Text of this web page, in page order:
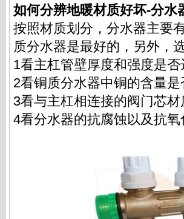
如何分辨地暖材质好坏-分水
按照材质划分，分水器主要
质分水器是最好的，另外，
1看主杠管壁厚度和强度是否
2看铜质分水器中铜的含量
3看与主杠相连接的阀门芯材
4看分水器的抗腐蚀以及抗氧